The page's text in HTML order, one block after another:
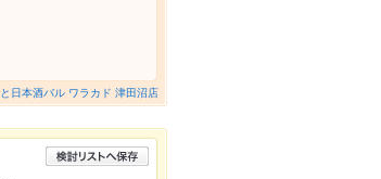
日本酒バル ワラカド 津田沼店